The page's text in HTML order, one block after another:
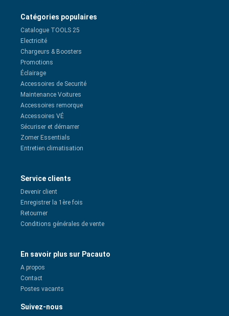
Catégories populaires
Catalogue TOOLS 25
Electricité
Chargeurs & Boosters
Promotions
Éclairage
Accessoires de Securité
Maintenance Voitures
Accessoires remorque
Accessoires VÉ
Sécuriser et démarrer
Zomer Essentials
Entretien climatisation
Service clients
Devenir client
Enregistrer la 1ère fois
Retourner
Conditions générales de vente
En savoir plus sur Pacauto
A propos
Contact
Postes vacants
Suivez-nous